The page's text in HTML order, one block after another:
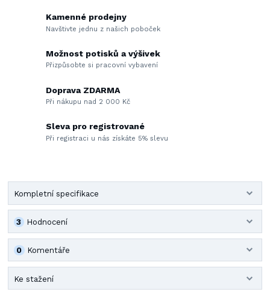
Kamenné prodejny
Navštivte jednu z našich poboček
Možnost potisků a výšivek
Přizpůsobte si pracovní vybavení
Doprava ZDARMA
Při nákupu nad 2 000 Kč
Sleva pro registrované
Při registraci u nás získáte 5% slevu
Kompletní specifikace
Hodnocení
3
Komentáře
0
Ke stažení